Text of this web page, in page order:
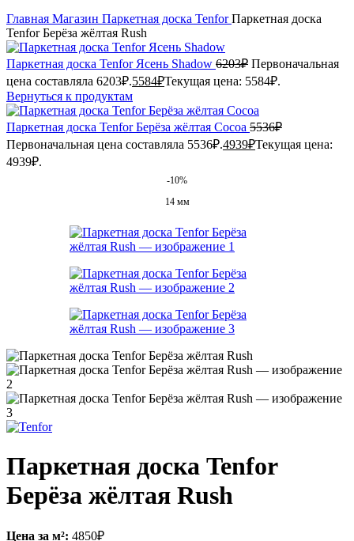
Главная Магазин Паркетная доска TenforПаркетная доска
Tenfor Берёза жёлтая Rush
Паркетная доска Tenfor Ясень Shadow 6203₽ Первоначальная
цена составляла 6203₽.5584₽Текущая цена: 5584₽.
Вернуться к продуктам
Паркетная доска Tenfor Берёза жёлтая Cocoa 5536₽
Первоначальная цена составляла 5536₽.4939₽Текущая цена:
4939₽.
-10%
14 мм
Паркетная доска Tenfor
Берёза жёлтая Rush
Цена за м²: 4850₽